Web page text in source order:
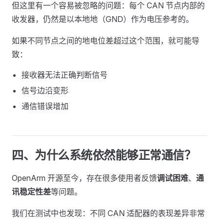
但这里有一个容易被忽略的问题：每个 CAN 节点内部的
收发器，仍然是以本地地（GND）作为电压参考的。
如果不同节点之间的地电位差超过这个范围，就可能导
致：
接收器无法正确判断信号
信号边沿变形
通信错误增加
四、为什么系统依然能够正常通信？
OpenArm 开源至今，存在很多使用者反馈调试困难、 通
讯稳定性差等问题。
我们在测试中也发现：不同 CAN 适配器的表现差异非常